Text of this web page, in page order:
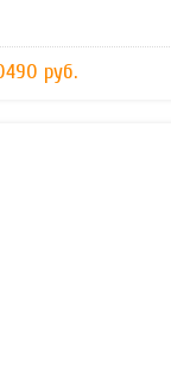
руб.